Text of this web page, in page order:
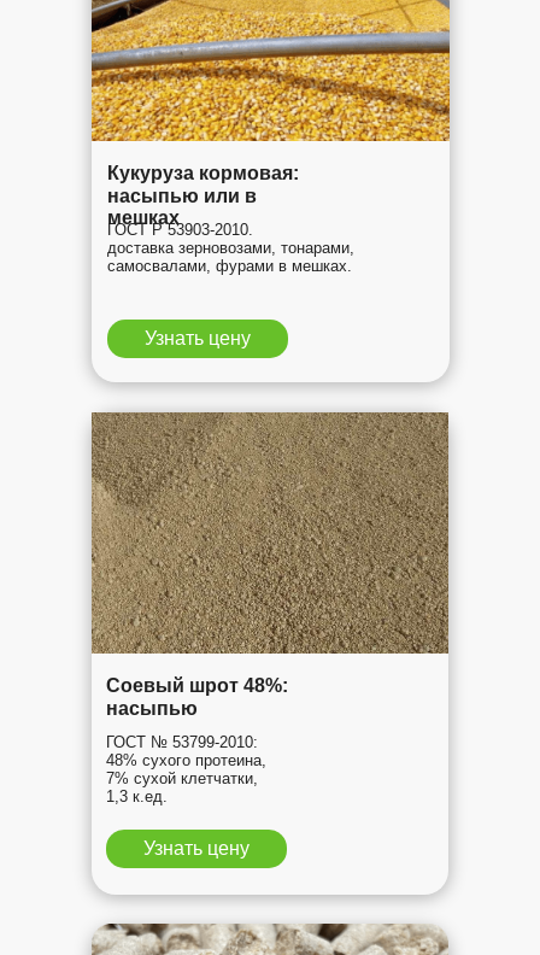
Кукуруза кормовая:
насыпью или в
мешках
Соевый шрот 48%:
насыпью
ГОСТ Р 53903-2010.
доставка зерновозами, тонарами,
самосвалами, фурами в мешках.
ГОСТ № 53799-2010:
48% сухого протеина,
7% сухой клетчатки,
1,3 к.ед.
Узнать цену
Узнать цену